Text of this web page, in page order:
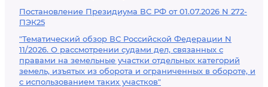
Постановление Президиума ВС РФ от 01.07.2026 N 272-
ПЭК25
"Тематический обзор ВС Российской Федерации N
11/2026. О рассмотрении судами дел, связанных с
правами на земельные участки отдельных категорий
земель, изъятых из оборота и ограниченных в обороте, и
с использованием таких участков"